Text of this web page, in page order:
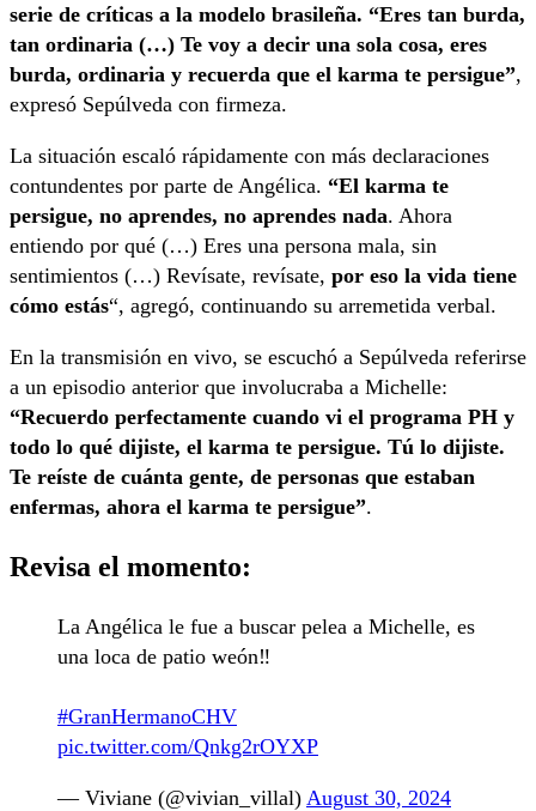
serie de críticas a la modelo brasileña. “Eres tan burda,
tan ordinaria (…) Te voy a decir una sola cosa, eres
burda, ordinaria y recuerda que el karma te persigue”,
expresó Sepúlveda con firmeza.
La situación escaló rápidamente con más declaraciones
contundentes por parte de Angélica. “El karma te
persigue, no aprendes, no aprendes nada. Ahora
entiendo por qué (…) Eres una persona mala, sin
sentimientos (…) Revísate, revísate, por eso la vida tiene
cómo estás“, agregó, continuando su arremetida verbal.
En la transmisión en vivo, se escuchó a Sepúlveda referirse
a un episodio anterior que involucraba a Michelle:
“Recuerdo perfectamente cuando vi el programa PH y
todo lo qué dijiste, el karma te persigue. Tú lo dijiste.
Te reíste de cuánta gente, de personas que estaban
enfermas, ahora el karma te persigue”.
Revisa el momento:
La Angélica le fue a buscar pelea a Michelle, es
una loca de patio weón‼️
#GranHermanoCHV
pic.twitter.com/Qnkg2rOYXP
— Viviane (@vivian_villal) August 30, 2024